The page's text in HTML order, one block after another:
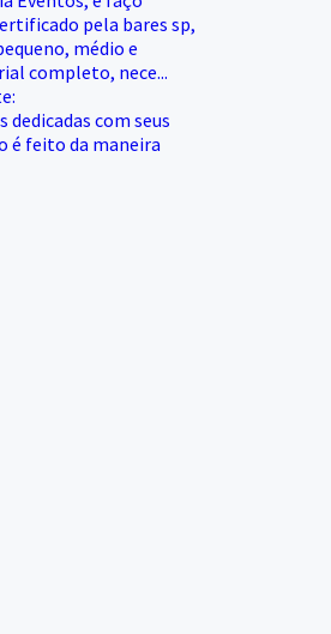
pela bares sp,
médio e
completo, nece...
dedicadas com seus
é feito da maneira